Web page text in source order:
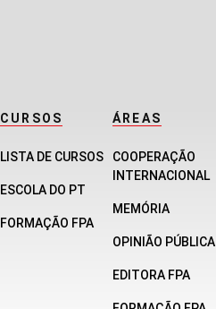
CURSOS
LISTA DE CURSOS
ESCOLA DO PT
FORMAÇÃO FPA
ÁREAS
COOPERAÇÃO
INTERNACIONAL
MEMÓRIA
OPINIÃO PÚBLICA
EDITORA FPA